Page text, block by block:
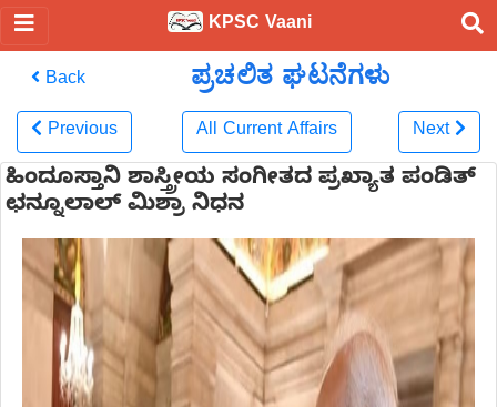
KPSC Vaani
Back ಪ್ರಚಲಿತ ಘಟನೆಗಳು
Previous All Current Affairs Next
ಹಿಂದೂಸ್ತಾನಿ ಶಾಸ್ತ್ರೀಯ ಸಂಗೀತದ ಪ್ರಖ್ಯಾತ ಪಂಡಿತ್
ಛನ್ನೂಲಾಲ್ ಮಿಶ್ರಾ ನಿಧನ